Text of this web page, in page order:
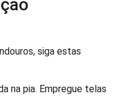
siga estas
na pia. Empregue telas